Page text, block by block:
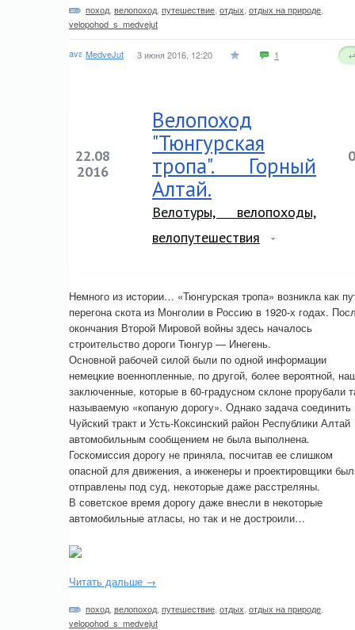
поход велопоход путешествие отдых отдых на природе
velopohod_s_medvejut
MedveJut 3 июня 2016, 12:20 1
22.08
2016
Велопоход
"Тюнгурская
тропа". Горный
Алтай.
Велотуры, велопоходы,
велопутешествия
0
Немного из истории… «Тюнгурская тропа» возникла как
перегона скота из Монголии в Россию в 1920-х годах.
окончания Второй Мировой войны здесь началось
строительство дороги Тюнгур — Инегень.
Основной рабочей силой были по одной информации
немецкие военнопленные, по другой, более вероятной,
заключенные, которые в 60-градусном склоне прорубали
называемую «копаную дорогу». Однако задача соединить
Чуйский тракт и Усть-Коксинский район Республики Алтай
автомобильным сообщением не была выполнена.
Госкомиссия дорогу не приняла, посчитав ее слишком
опасной для движения, а инженеры и проектировщики
отправлены под суд, некоторые даже расстреляны.
В советское время дорогу даже внесли в некоторые
автомобильные атласы, но так и не достроили…
Читать дальше →
поход велопоход путешествие отдых отдых на природе
velopohod_s_medvejut